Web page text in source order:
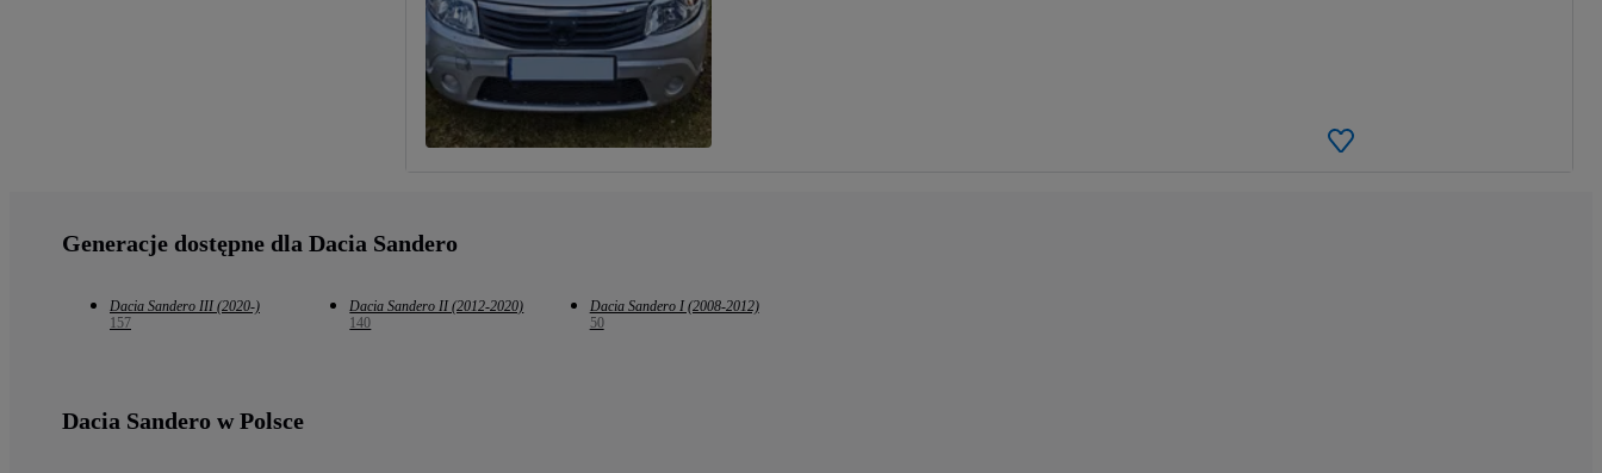
Generacje dostępne dla Dacia Sandero
Dacia Sandero III (2020-)
157
Dacia Sandero II (2012-2020)
140
Dacia Sandero I (2008-2012)
50
Dacia Sandero w Polsce